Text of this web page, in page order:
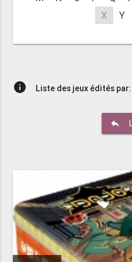
X
Y
info Liste des jeux édités
reply